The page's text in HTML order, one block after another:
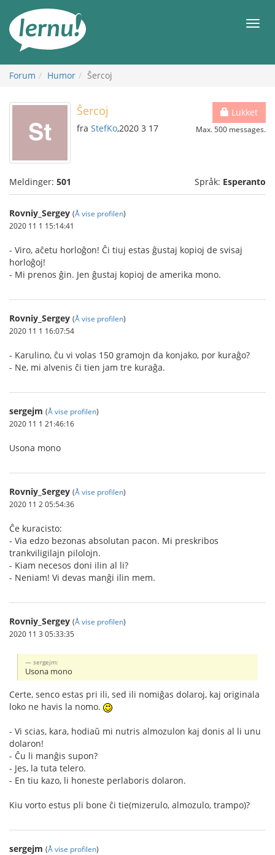
innholdet
Meny
Forum Humor Ŝercoj
Lukket
Max. 500 messages.
Ŝercoj
fra StefKo,2020 3 17
Meldinger: 501 Språk: Esperanto
Rovniy_Sergey (Å vise profilen)
2020 11 1 15:14:41
- Viro, aĉetu horloĝon! Ĉi tiuj estas ĝustaj kopioj de svisaj
horloĝoj!
- Mi prenos ĝin. Jen ĝustaj kopioj de amerika mono.
Rovniy_Sergey (Å vise profilen)
2020 11 1 16:07:54
- Karulino, ĉu vi volas 150 gramojn da konjako, por kuraĝo?
- Ne, mi alvenis ĉi tien jam tre kuraĝa.
sergejm (Å vise profilen)
2020 11 1 21:46:16
Usona mono
Rovniy_Sergey (Å vise profilen)
2020 11 2 05:54:36
Ĉe kuracisto:
- Via edzo bezonas absolutan pacon. Mi preskribos
trankviligilajn pilolojn.
- Kiam necesos doni ilin al li?
- Neniam! Vi devas manĝi ilin mem.
Rovniy_Sergey (Å vise profilen)
2020 11 3 05:33:35
sergejm:
Usona mono
Certe, senco estas pri ili, sed ili nomiĝas dolaroj, kaj originala
loko ne havis la nomo.
- Vi scias, kara, hodiaŭ mi nutris almozulon kaj donis al li unu
dolaron!
- Ĉu li manĝis supon?
- Jes, la tuta telero.
- En tiu kazo, li honeste perlaboris dolaron.
Kiu vorto estus pli bone ĉi tie(mizerulo, almozulo, trampo)?
sergejm (Å vise profilen)